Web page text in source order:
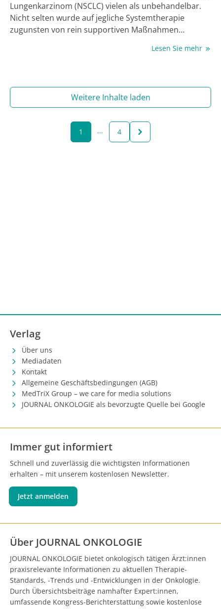
Lungenkarzinom (NSCLC) vielen als unbehandelbar.
Nicht selten wurde auf jegliche Systemtherapie
zugunsten von rein supportiven Maßnahmen
Modellerkrankung der personalisierten Therapie,
&ndash; für einen kleineren Teil &ndash; gezielte
Therapie mittels Tyrosinkinase-Inhibitoren (TKI) steht.
und CI haben sich als Standard etabliert, was die
Therapieoptionen für die Zweitlinie schmälert. Hier
Lesen Sie mehr
Weitere Inhalte laden
1 ... 4
Verlag
Über uns
Mediadaten
Kontakt
Allgemeine Geschäftsbedingungen (AGB)
MedTriX Group – we care for media solutions
JOURNAL ONKOLOGIE als bevorzugte Quelle bei Google
Immer gut informiert
Schnell und zuverlässig die wichtigsten Informationen
erhalten – mit unserem kostenlosen Newsletter.
Jetzt anmelden
Über JOURNAL ONKOLOGIE
JOURNAL ONKOLOGIE bietet onkologisch tätigen Ärzt:innen
praxisrelevante Informationen zu aktuellen Therapie-
Standards, -Trends und -Entwicklungen in der Onkologie.
Durch Übersichtsbeiträge namhafter Expert:innen,
umfassende Kongress-Berichterstattung sowie kostenlose